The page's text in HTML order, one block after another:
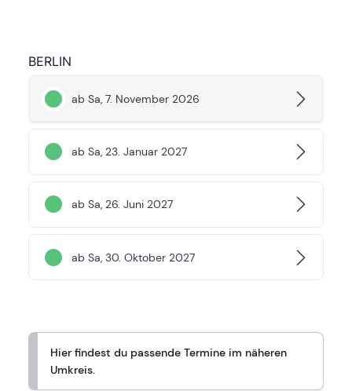
BERLIN
ab Sa, 7. November 2026
ab Sa, 23. Januar 2027
ab Sa, 26. Juni 2027
ab Sa, 30. Oktober 2027
Hier findest du passende Termine im näheren
Umkreis.